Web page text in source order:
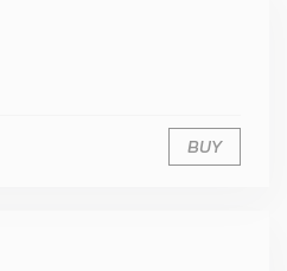
BUY